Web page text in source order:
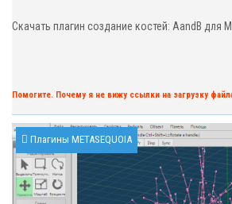
Скачать плагин создание костей: AandB для
Помогите. Почему я не вижу ссылки на загрузку
Плагины METASEQUOIA